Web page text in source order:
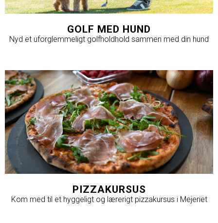
GOLF MED HUND
Nyd et uforglemmeligt golfholdhold sammen med din hund
PIZZAKURSUS
Kom med til et hyggeligt og lærerigt pizzakursus i Mejeriet